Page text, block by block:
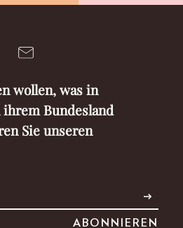
wollen, was in
Bundesland
Sie unseren